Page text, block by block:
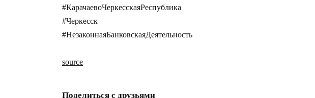
#КарачаевоЧеркесскаяРеспублика
#Черкесск
#НезаконнаяБанковскаяДеятельность
source
Поделиться с друзьями